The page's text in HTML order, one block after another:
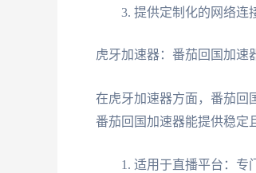
提供定制化的网络连
虎牙加速器：番茄回国加速
在虎牙加速器方面，番茄回
番茄回国加速器能提供稳定
适用于直播平台：专